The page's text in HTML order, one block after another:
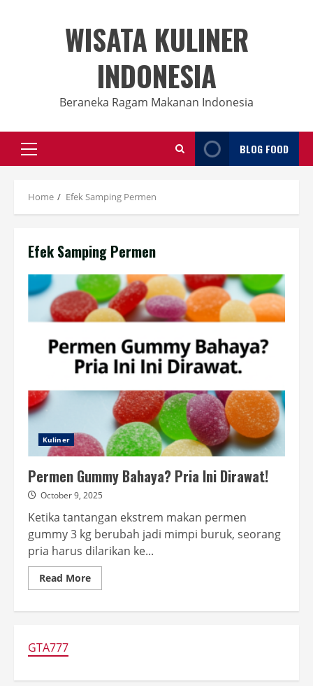
WISATA KULINER
INDONESIA
Beraneka Ragam Makanan Indonesia
Primary
Menu
BLOG FOOD
Home Efek Samping Permen
Efek Samping Permen
Kuliner
Permen Gummy Bahaya? Pria Ini Dirawat!
October 9, 2025
Ketika tantangan ekstrem makan permen
gummy 3 kg berubah jadi mimpi buruk, seorang
pria harus dilarikan ke...
Read MoreRead
more
GTA777